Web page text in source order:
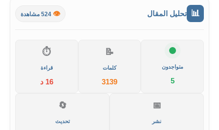
📊 تحليل المقال 👁️
متواجدون
5
📝
كلمات
3139
⏱️
قراءة
16 د
📅
نشر
🔄
تحديث